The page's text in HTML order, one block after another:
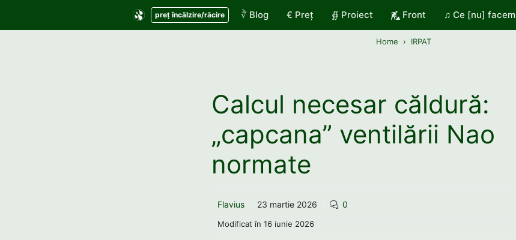
preț încălzire/răcire ∛ Blog € Preț ∯ Proiect Front ♫ Ce [nu] facem
Home IRPAT
Calcul necesar căldură:
„capcana” ventilării Nao
normate
Flavius 23 martie 2026 0
Modificat în 16 iunie 2026